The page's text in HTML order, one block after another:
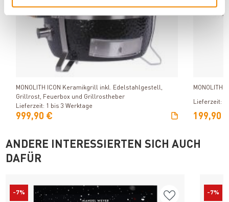
Produkt ansehen
MONOLITH ICON Keramikgrill inkl. Edelstahlgestell,
Grillrost, Feuerbox und Grillrostheber
Lieferzeit: 1 bis 3 Werktage
999,90 €
MONOLITH
Lieferzeit: 1
199,90
ANDERE INTERESSIERTEN SICH AUCH
DAFÜR
-7% -7%